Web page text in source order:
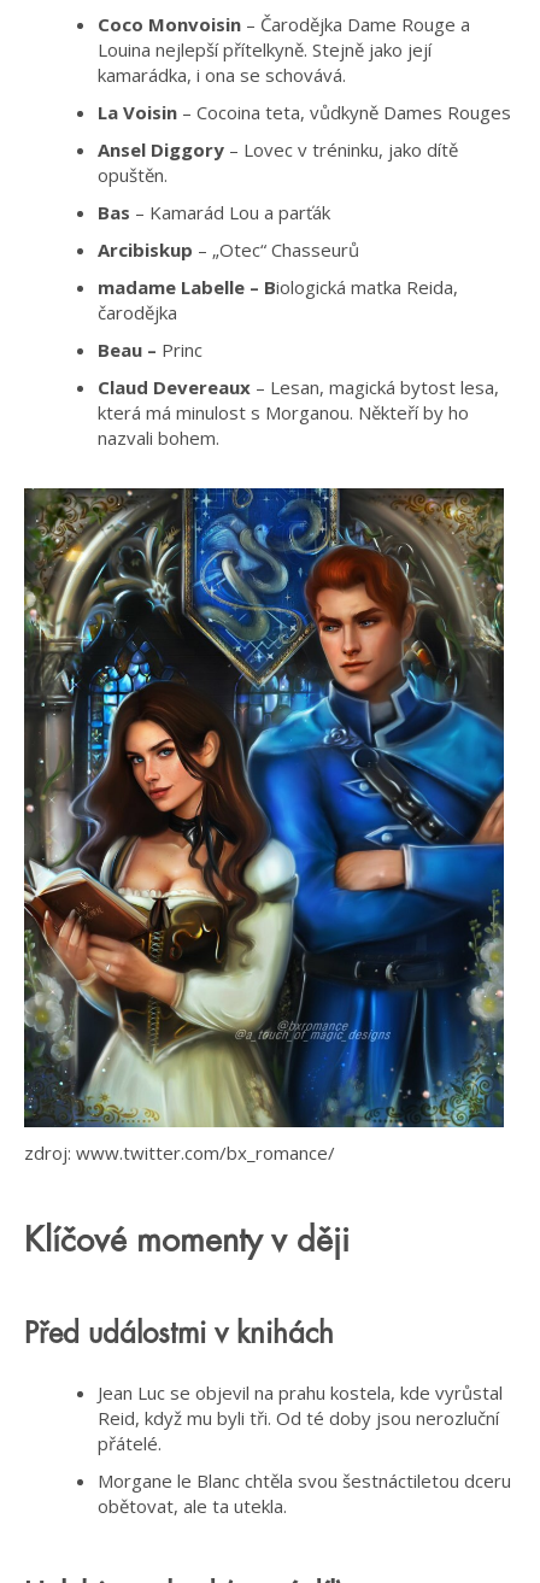
Coco Monvoisin – Čarodějka Dame Rouge a
Louina nejlepší přítelkyně. Stejně jako její
kamarádka, i ona se schovává.
La Voisin – Cocoina teta, vůdkyně Dames Rouges
Ansel Diggory – Lovec v tréninku, jako dítě
opuštěn.
Bas – Kamarád Lou a parťák
Arcibiskup – „Otec“ Chasseurů
madame Labelle – Biologická matka Reida,
čarodějka
Beau – Princ
Claud Devereaux – Lesan, magická bytost lesa,
která má minulost s Morganou. Někteří by ho
nazvali bohem.
zdroj: www.twitter.com/bx_romance/
Klíčové momenty v ději
Před událostmi v knihách
Jean Luc se objevil na prahu kostela, kde vyrůstal
Reid, když mu byli tři. Od té doby jsou nerozluční
přátelé.
Morgane le Blanc chtěla svou šestnáctiletou dceru
obětovat, ale ta utekla.